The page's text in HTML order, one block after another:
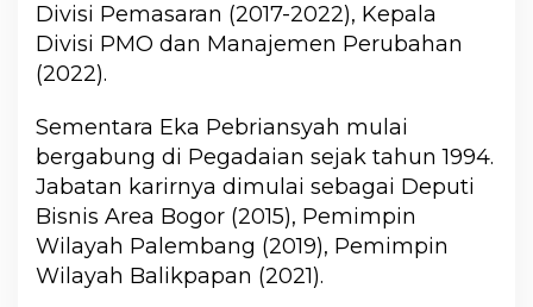
Divisi Pemasaran (2017-2022), Kepala
Divisi PMO dan Manajemen Perubahan
(2022).
Sementara Eka Pebriansyah mulai
bergabung di Pegadaian sejak tahun 1994.
Jabatan karirnya dimulai sebagai Deputi
Bisnis Area Bogor (2015), Pemimpin
Wilayah Palembang (2019), Pemimpin
Wilayah Balikpapan (2021).